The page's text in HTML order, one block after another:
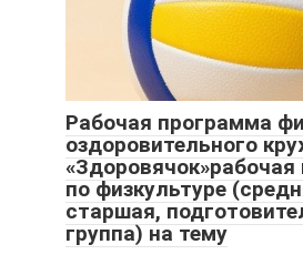
Рабочая программа
оздоровительного
по физкультуре
старшая,
группа) на тему